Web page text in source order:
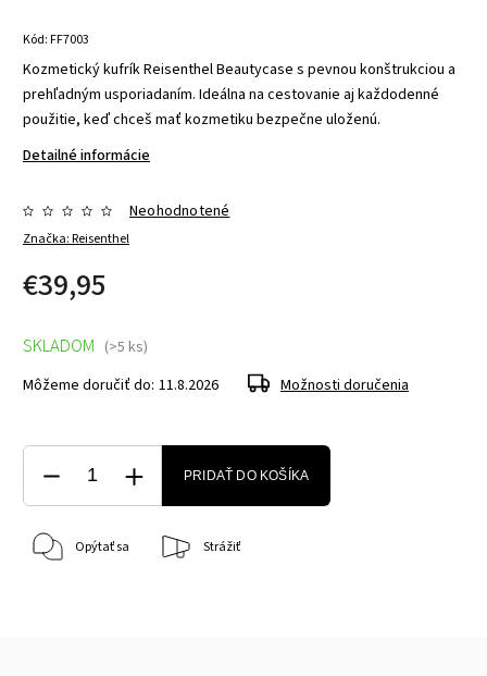
Kód:FF7003
Kozmetický kufrík Reisenthel Beautycase s pevnou konštrukciou a
prehľadným usporiadaním. Ideálna na cestovanie aj každodenné
použitie, keď chceš mať kozmetiku bezpečne uloženú.
Detailné informácie
Značka:Reisenthel
Neohodnotené
€39,95
SKLADOM (>5 ks)
Môžeme doručiť do: 11.8.2026 Možnosti doručenia
PRIDAŤ DO KOŠÍKA
Opýtať sa Strážiť